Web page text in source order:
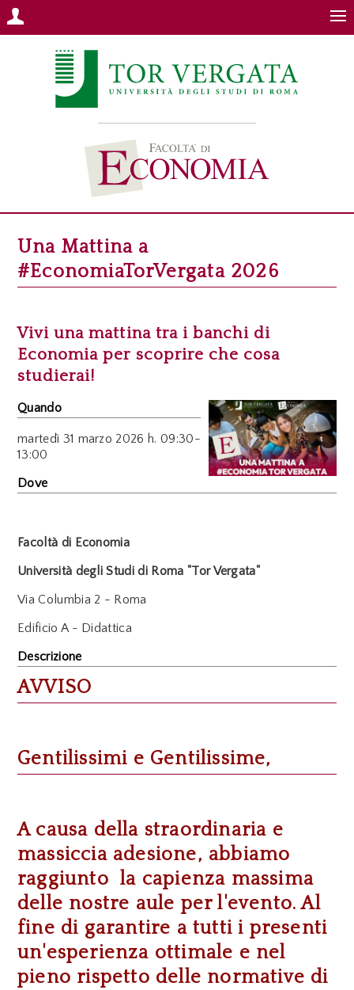
Una Mattina a
#EconomiaTorVergata 2026
Vivi una mattina tra i banchi di
Economia per scoprire che cosa
studierai!
Quando
martedì 31 marzo 2026 h. 09:30-
13:00
Dove
Facoltà di Economia
Università degli Studi di Roma "Tor Vergata"
Via Columbia 2 - Roma
Edificio A - Didattica
Descrizione
AVVISO
Gentilissimi e Gentilissime,
A causa della straordinaria e
massiccia adesione, abbiamo
raggiunto la capienza massima
delle nostre aule per l'evento. Al
fine di garantire a tutti i presenti
un'esperienza ottimale e nel
pieno rispetto delle normative di